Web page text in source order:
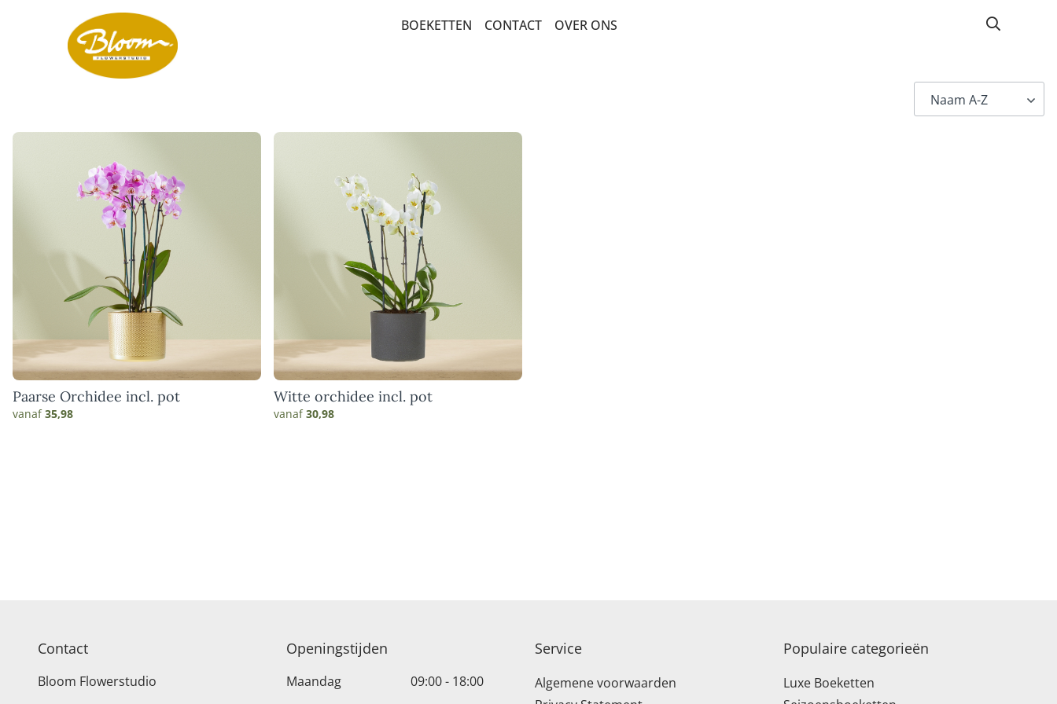
BOEKETTEN
MEEST DUURZAME KEUZE
SEIZOENSBOEKETTEN
VERJAARDAG EN FELICITATIE
ROZEN
LUXE-CADEAUBOEKETTEN
PLANTEN
BESTSELLERS
PLUK EN VELDBOEKETTEN
CONTACT OVER ONS
Paarse Orchidee incl. pot
vanaf35,98
Witte orchidee incl. pot
vanaf30,98
Contact
Bloom Flowerstudio
Openingstijden
Maandag 09:00 - 18:00
Service
Algemene voorwaarden
Populaire categorieën
Luxe Boeketten